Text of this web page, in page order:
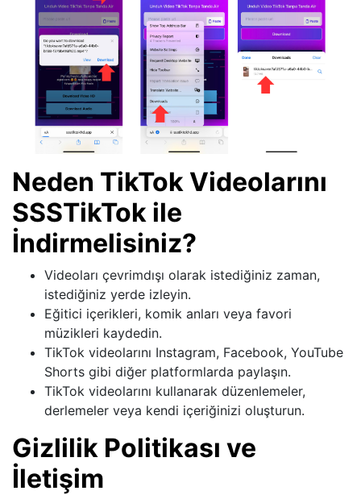
Neden TikTok Videolarını
SSSTikTok ile
İndirmelisiniz?
Videoları çevrimdışı olarak istediğiniz zaman,
istediğiniz yerde izleyin.
Eğitici içerikleri, komik anları veya favori
müzikleri kaydedin.
TikTok videolarını Instagram, Facebook, YouTube
Shorts gibi diğer platformlarda paylaşın.
TikTok videolarını kullanarak düzenlemeler,
derlemeler veya kendi içeriğinizi oluşturun.
Gizlilik Politikası ve
İletişim